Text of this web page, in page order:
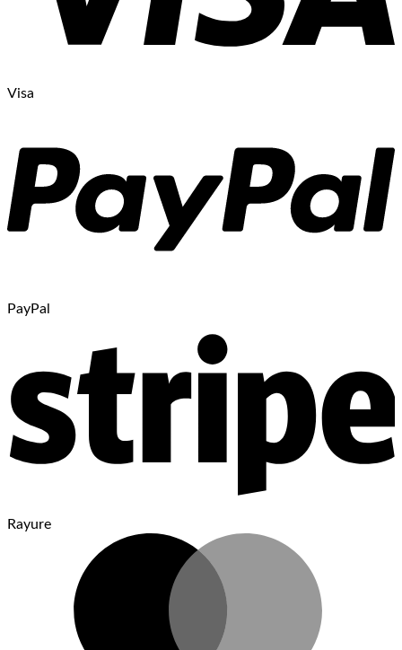
Visa
PayPal
Rayure